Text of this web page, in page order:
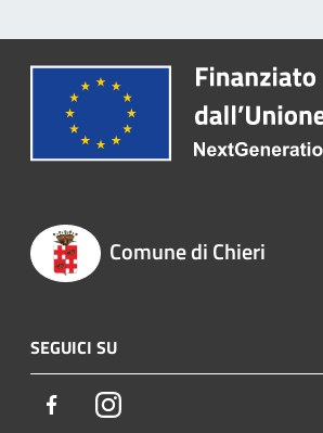
Comune di Chieri
SEGUICI SU
FacebookInstagram